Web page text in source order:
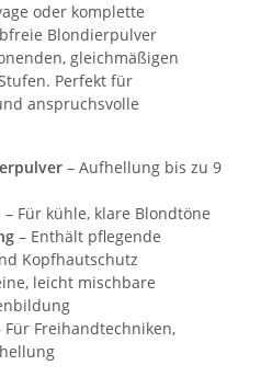
oder komplette
Blondierpulver
gleichmäßigen
Perfekt für
anspruchsvolle
– Aufhellung bis zu 9
– Für kühle, klare Blondtöne
– Enthält pflegende
Kopfhautschutz
leicht mischbare
Für Freihandtechniken,